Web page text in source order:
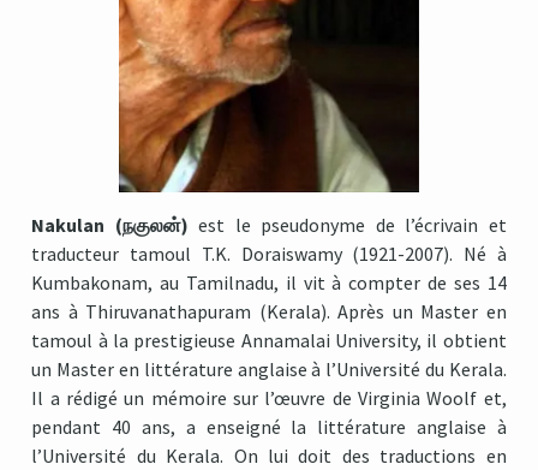
Nakulan (நகுலன்) est le pseudonyme de l’écrivain et
traducteur tamoul T.K. Doraiswamy (1921-2007). Né à
Kumbakonam, au Tamilnadu, il vit à compter de ses 14
ans à Thiruvanathapuram (Kerala). Après un Master en
tamoul à la prestigieuse Annamalai University, il obtient
un Master en littérature anglaise à l’Université du Kerala.
Il a rédigé un mémoire sur l’œuvre de Virginia Woolf et,
pendant 40 ans, a enseigné la littérature anglaise à
l’Université du Kerala. On lui doit des traductions en